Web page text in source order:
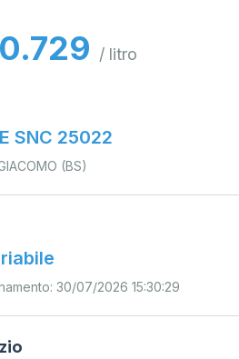
/ litro
SNC 25022
(BS)
30/07/2026 15:30:29